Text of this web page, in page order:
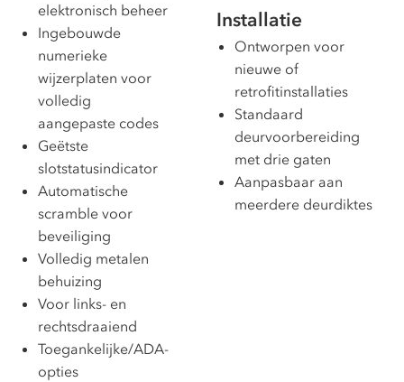
elektronisch beheer
Ingebouwde
numerieke
wijzerplaten voor
volledig
aangepaste codes
Geëtste
slotstatusindicator
Automatische
scramble voor
beveiliging
Volledig metalen
behuizing
Voor links- en
rechtsdraaiend
Toegankelijke/ADA-
opties
Installatie
Ontworpen voor
nieuwe of
retrofitinstallaties
Standaard
deurvoorbereiding
met drie gaten
Aanpasbaar aan
meerdere deurdiktes